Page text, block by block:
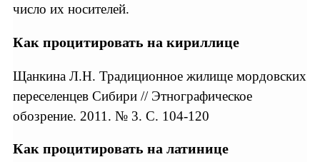
число их носителей.
Как процитировать на кириллице
Щанкина Л.Н. Традиционное жилище мордовских
переселенцев Сибири // Этнографическое
обозрение. 2011. № 3. С. 104-120
Как процитировать на латинице